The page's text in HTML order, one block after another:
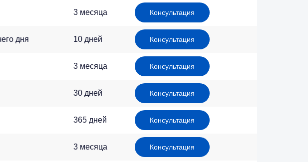
3 месяца Консультация
дня 10 дней Консультация
3 месяца Консультация
30 дней Консультация
365 дней Консультация
3 месяца Консультация